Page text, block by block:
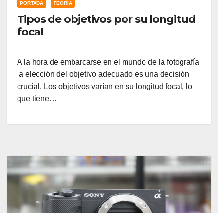
PORTADA TEORÍA
Tipos de objetivos por su longitud
focal
A la hora de embarcarse en el mundo de la fotografía,
la elección del objetivo adecuado es una decisión
crucial. Los objetivos varían en su longitud focal, lo
que tiene…